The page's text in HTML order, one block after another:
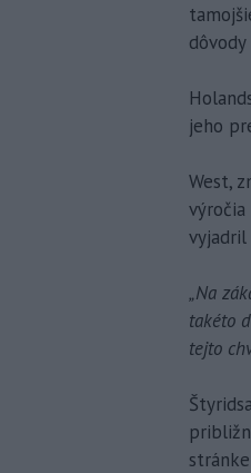
jeho
West,
„Na
takéto
tejto